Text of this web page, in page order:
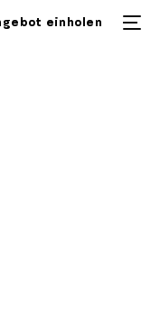
einholen